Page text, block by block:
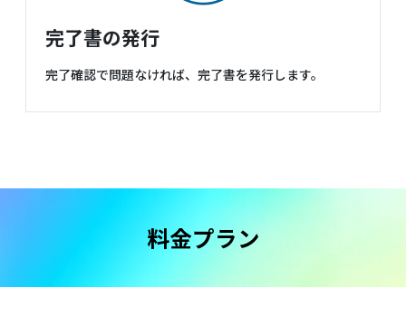
完了書の発行
完了確認で問題なければ、完了書を発行します。
料金プラン